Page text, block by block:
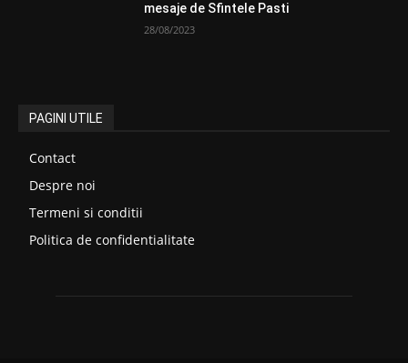
mesaje de Sfintele Pasti
28/08/2023
PAGINI UTILE
Contact
Despre noi
Termeni si conditii
Politica de confidentialitate